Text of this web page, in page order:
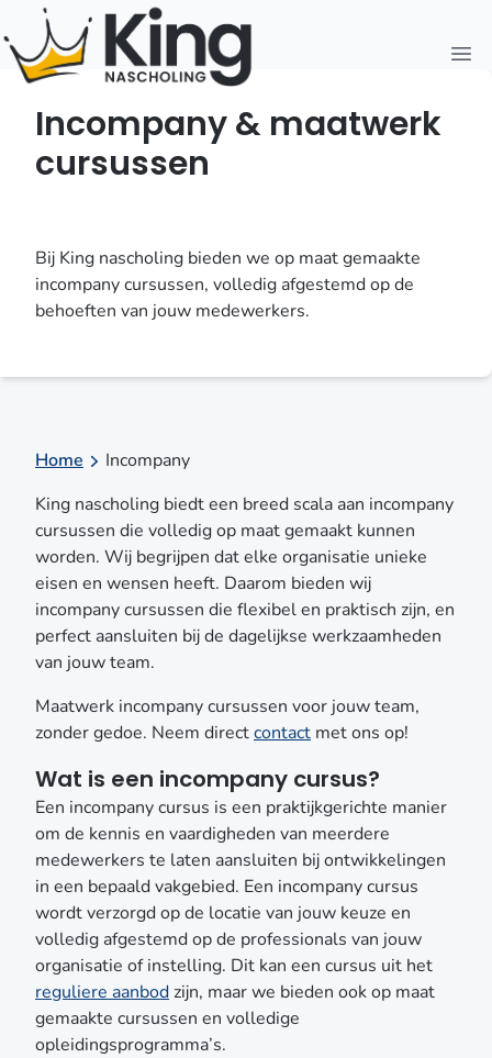
Incompany & maatwerk
cursussen
Bij King nascholing bieden we op maat gemaakte
incompany cursussen, volledig afgestemd op de
behoeften van jouw medewerkers.
Home
Incompany
King nascholing biedt een breed scala aan incompany
cursussen die volledig op maat gemaakt kunnen
worden. Wij begrijpen dat elke organisatie unieke
eisen en wensen heeft. Daarom bieden wij
incompany cursussen die flexibel en praktisch zijn, en
perfect aansluiten bij de dagelijkse werkzaamheden
van jouw team.
Maatwerk incompany cursussen voor jouw team,
zonder gedoe. Neem directcontact met ons op!
Wat is een incompany cursus?
Een incompany cursus is een praktijkgerichte manier
om de kennis en vaardigheden van meerdere
medewerkers te laten aansluiten bij ontwikkelingen
in een bepaald vakgebied. Een incompany cursus
wordt verzorgd op de locatie van jouw keuze en
volledig afgestemd op de professionals van jouw
organisatie of instelling. Dit kan een cursus uit het
reguliere aanbodzijn, maar we bieden ook op maat
gemaakte cursussen en volledige
opleidingsprogramma’s.